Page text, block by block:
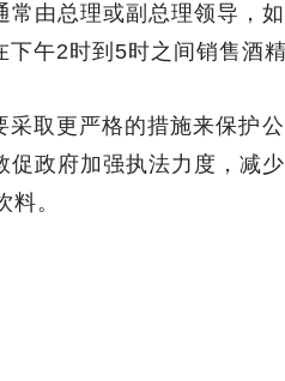
由总理或副总理领导，
午2时到5时之间销售酒精
采取更严格的措施来保护
政府加强执法力度，减
。